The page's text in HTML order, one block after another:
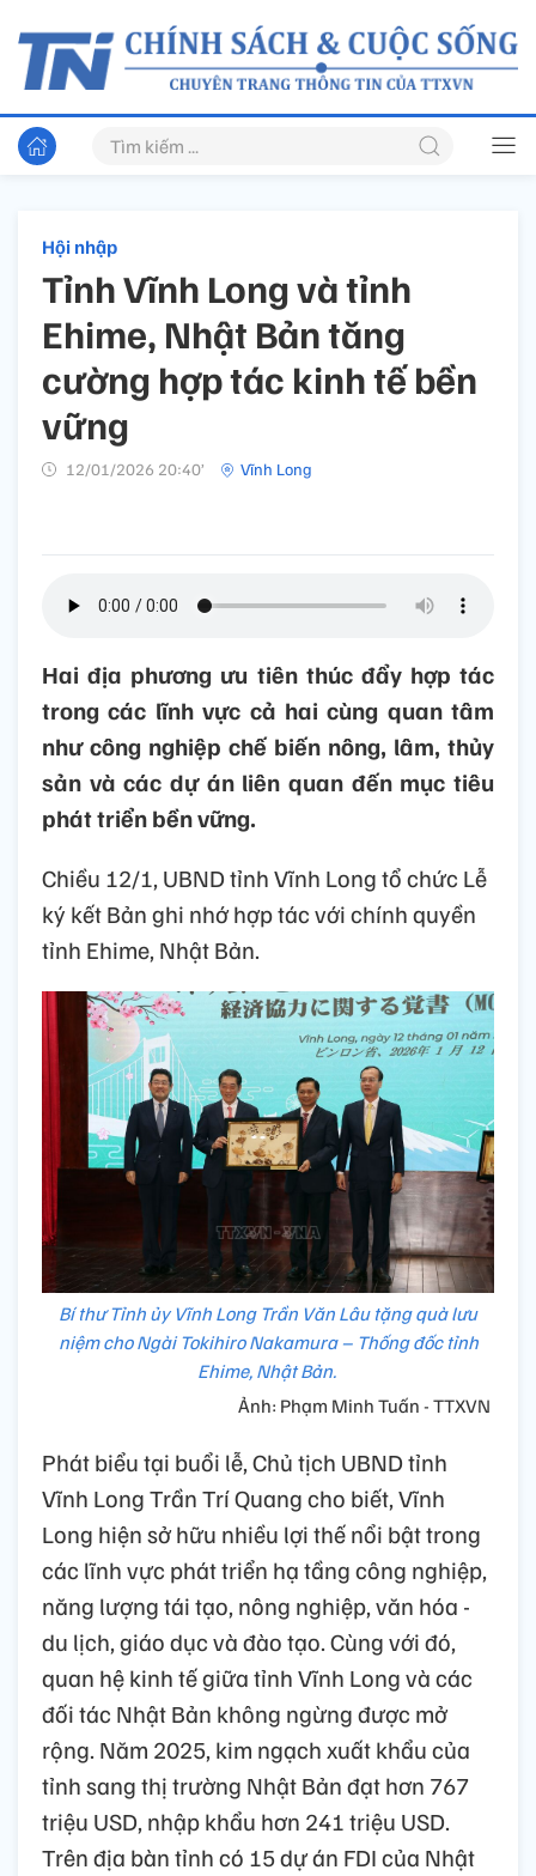
Hội nhập
Tỉnh Vĩnh Long và tỉnh
Ehime, Nhật Bản tăng
cường hợp tác kinh tế bền
vững
12/01/2026 20:40’ Vĩnh Long
Hai địa phương ưu tiên thúc đẩy hợp tác
trong các lĩnh vực cả hai cùng quan tâm
như công nghiệp chế biến nông, lâm, thủy
sản và các dự án liên quan đến mục tiêu
phát triển bền vững.
Chiều 12/1, UBND tỉnh Vĩnh Long tổ chức Lễ
ký kết Bản ghi nhớ hợp tác với chính quyền
tỉnh Ehime, Nhật Bản.
Bí thư Tỉnh ủy Vĩnh Long Trần Văn Lâu tặng quà lưu
niệm cho Ngài Tokihiro Nakamura – Thống đốc tỉnh
Ehime, Nhật Bản.
Ảnh: Phạm Minh Tuấn - TTXVN
Phát biểu tại buổi lễ, Chủ tịch UBND tỉnh
Vĩnh Long Trần Trí Quang cho biết, Vĩnh
Long hiện sở hữu nhiều lợi thế nổi bật trong
các lĩnh vực phát triển hạ tầng công nghiệp,
năng lượng tái tạo, nông nghiệp, văn hóa -
du lịch, giáo dục và đào tạo. Cùng với đó,
quan hệ kinh tế giữa tỉnh Vĩnh Long và các
đối tác Nhật Bản không ngừng được mở
rộng. Năm 2025, kim ngạch xuất khẩu của
tỉnh sang thị trường Nhật Bản đạt hơn 767
triệu USD, nhập khẩu hơn 241 triệu USD.
Trên địa bàn tỉnh có 15 dự án FDI của Nhật